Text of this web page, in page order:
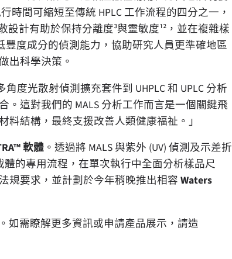
時間可縮短至傳統 HPLC 工作流程的四分之一，
設計有助於保持分離度³與靈敏度¹²，並在複雜樣
度成分的偵測能力，協助研究人員更準確地區
出科學決策。
度光散射偵測擴充套件到 UHPLC 和 UPLC 分析
這對我們的 MALS 分析工作而言是一個關鍵飛
結構，最終支援改善人類健康福祉。」
軟體 。透過將 MALS 與紫外 (UV) 偵測及示差折
體的專用流程，在單次執行中全面分析樣品尺
規要求，並計劃於今年稍晚推出相容 Waters
如需瞭解更多資訊或申請產品展示，請造